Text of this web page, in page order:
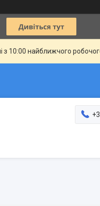
10:00 найближчого